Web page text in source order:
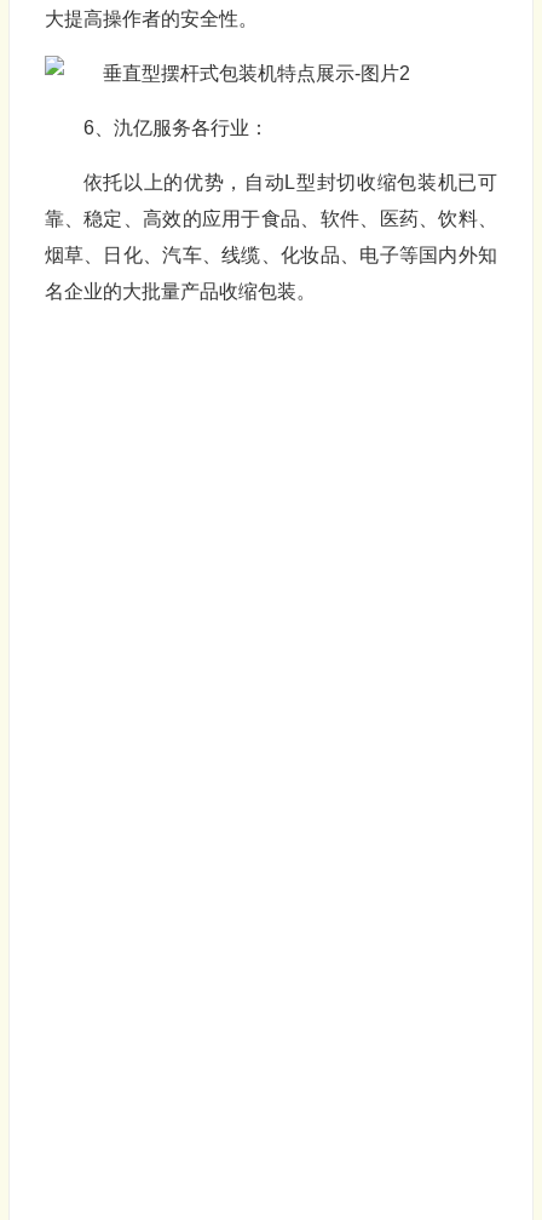
大提高操作者的安全性。
6、氿亿服务各行业：
依托以上的优势，自动L型封切收缩包装机已可
靠、稳定、高效的应用于食品、软件、医药、饮料、
烟草、日化、汽车、线缆、化妆品、电子等国内外知
名企业的大批量产品收缩包装。